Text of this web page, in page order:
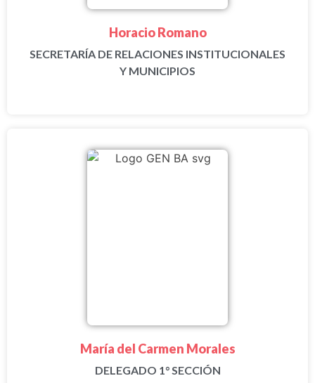
Horacio Romano
SECRETARÍA DE RELACIONES INSTITUCIONALES
Y MUNICIPIOS
María del Carmen Morales
DELEGADO 1° SECCIÓN